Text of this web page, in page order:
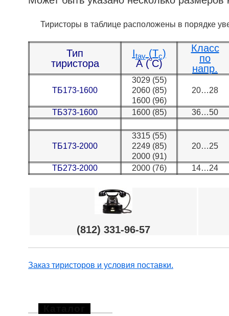
Тиристоры в таблице расположены в порядке
Тип
тиристора
Itav(Tc)
А (ºС)
Класс
по
напр.
ТБ173-1600
3029 (55)
2060 (85)
1600 (96)
20…28
ТБ373-1600 1600 (85) 36…50
ТБ173-2000
3315 (55)
2249 (85)
2000 (91)
20…25
ТБ273-2000 2000 (76) 14…24
(812) 331-96-57
Заказ тиристоров и условия поставки.